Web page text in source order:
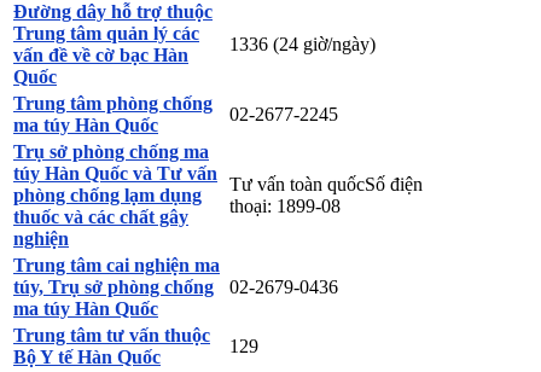
Đường dây hỗ trợ thuộc
Trung tâm quản lý các
vấn đề về cờ bạc Hàn
Quốc
1336 (24 giờ/ngày)
Trung tâm phòng chống
ma túy Hàn Quốc
02-2677-2245
Trụ sở phòng chống ma
túy Hàn Quốc và Tư vấn
phòng chống lạm dụng
thuốc và các chất gây
nghiện
Tư vấn toàn quốcSố điện
thoại: 1899-08
Trung tâm cai nghiện ma
túy, Trụ sở phòng chống
ma túy Hàn Quốc
02-2679-0436
Trung tâm tư vấn thuộc
Bộ Y tế Hàn Quốc
129